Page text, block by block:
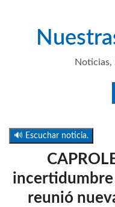
Noticias,
🔊 Escuchar noticia.
incertidumbre
reunió